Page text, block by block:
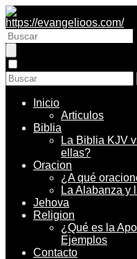
Inicio
Articulos
Biblia
La Biblia KJV
ellas?
Oracion
¿A qué
La Alabanza y
Jehova
Religion
¿Qué es la
Ejemplos
Contacto